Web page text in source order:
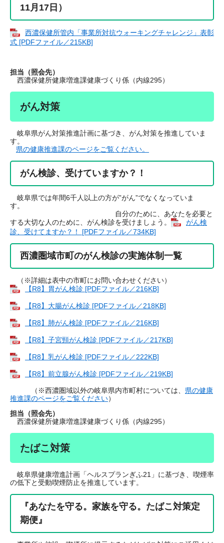
11月17日）
西濃保健所管内「事業所対抗ウォーキングチャレンジ」表彰
式 [PDFファイル／215KB]
担当（照会先）
西濃保健所健康増進課健康づくり係（内線295）
がん対策
岐阜県がん対策推進計画に基づき、がん対策を推進していま
す。
県の健康推進課のページをご覧ください。
がん検診、受けていますか？！
岐阜県では年間6千人以上の方が”がん”でなくなっていま
す。
自分のために、あなたを必要と
する大切な人のために、がん検診を受けましょう。
がん検
診、受けてますか？！ [PDFファイル／734KB]
西濃圏域市町のがん検診の実施体制一覧
（※詳細は表中の市町にお問い合わせください）
【R8】胃がん検診 [PDFファイル／216KB]
【R8】大腸がん検診 [PDFファイル／218KB]
【R8】肺がん検診 [PDFファイル／216KB]
【R8】子宮頸がん検診 [PDFファイル／217KB]
【R8】乳がん検診 [PDFファイル／222KB]
【R8】前立腺がん検診 [PDFファイル／219KB]
（※西濃圏域以外の岐阜県内市町村については、 県の健康
推進課のページをご覧ください）
担当（照会先）
西濃保健所健康増進課健康づくり係（内線295）
たばこ対策
岐阜県健康増進計画「ヘルスプランぎふ21」に基づき、喫煙率
の低下と受動喫煙防止を推進しています。
『あなたを守る。家族を守る。たばこ対策定
期便』